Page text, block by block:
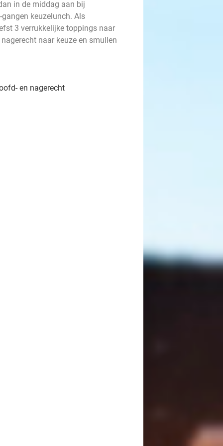
in de middag aan bij
keuzelunch. Als
3 verrukkelijke toppings naar
naar keuze en smullen
en nagerecht